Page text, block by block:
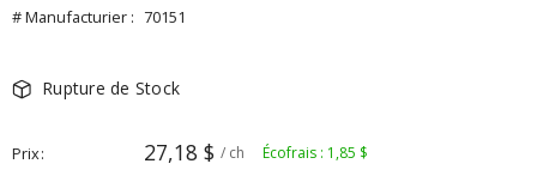
# Manufacturier : 70151
Rupture de Stock
Prix 27,18 $ / ch Écofrais : 1,85 $